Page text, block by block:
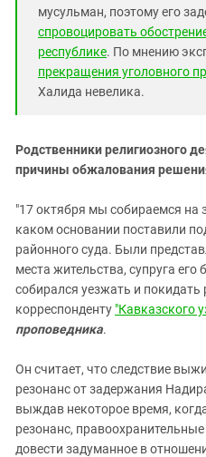
мусульман, поэтому его
спровоцировать
республике. По мнению
прекращения уголовного
Халида невелика.
Родственники религиозного
причины обжалования
"17 октября мы собираемся на
каком основании поставили
районного суда. Были
места жительства, супруга его
собирался уезжать и покидать
корреспонденту "Кавказского
проповедника.
Он считает, что следствие
резонанс от задержания
выждав некоторое время,
резонанс,
довести задуманное в